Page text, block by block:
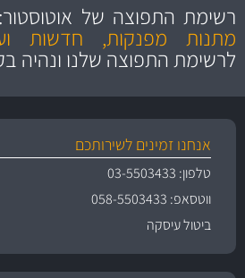
ושירות מצויין
רשימת התפוצה של אוטוסטור:
מתנות מפנקות, חדשות
לרשימת התפוצה שלנו ונהיה
אנחנו זמינים לשירותכם
טלפון: 03-5503433
ווטסאפ: 058-5503433
ביטול עיסקה